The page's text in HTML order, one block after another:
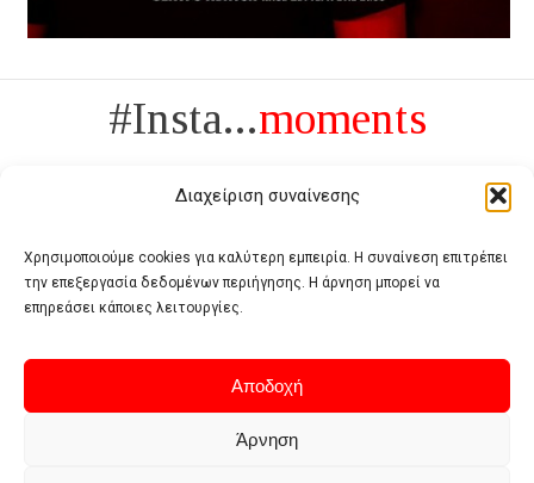
Διαχείριση συναίνεσης
Χρησιμοποιούμε cookies για καλύτερη εμπειρία. Η συναίνεση επιτρέπει
την επεξεργασία δεδομένων περιήγησης. Η άρνηση μπορεί να
επηρεάσει κάποιες λειτουργίες.
Αποδοχή
Άρνηση
#Insta...moments
Πολυτέλεια δεν είναι το αντίθετο της ανέχειας, είναι το αντίθετο της